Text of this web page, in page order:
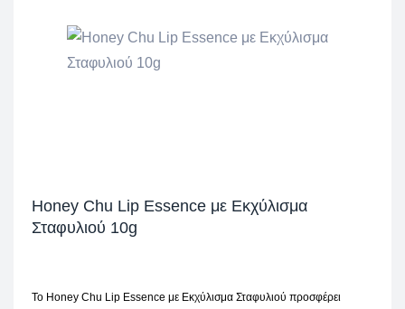
Honey Chu Lip Essence με Εκχύλισμα
Σταφυλιού 10g
Το Honey Chu Lip Essence με Εκχύλισμα Σταφυλιού προσφέρει